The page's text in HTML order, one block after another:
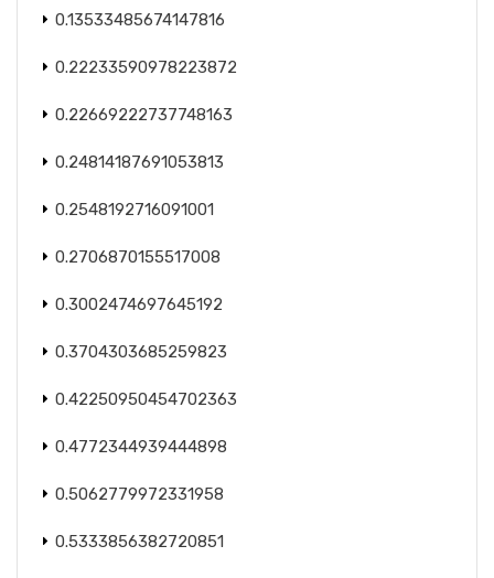
0.13533485674147816
0.22233590978223872
0.22669222737748163
0.24814187691053813
0.2548192716091001
0.2706870155517008
0.3002474697645192
0.3704303685259823
0.42250950454702363
0.4772344939444898
0.5062779972331958
0.5333856382720851